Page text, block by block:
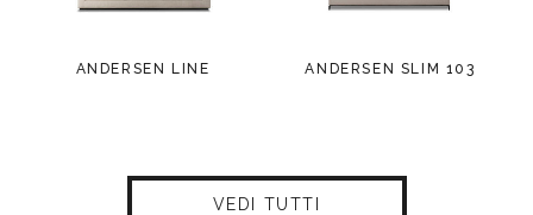
ANDERSEN LINE ANDERSEN SLIM 103
VEDI TUTTI